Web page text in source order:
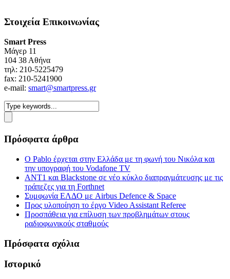
Στοιχεία Επικοινωνίας
Smart Press
Mάγερ 11
104 38 Αθήνα
τηλ: 210-5225479
fax: 210-5241900
e-mail: smart@smartpress.gr
Πρόσφατα άρθρα
Ο Pablo έρχεται στην Ελλάδα με τη φωνή του Νικόλα και
την υπογραφή του Vodafone TV
ΑΝΤ1 και Blackstone σε νέο κύκλο διαπραγμάτευσης με τις
τράπεζες για τη Forthnet
Συμφωνία ΕΛΔΟ με Airbus Defence & Space
Προς υλοποίηση το έργο Video Assistant Referee
Προσπάθεια για επίλυση των προβλημάτων στους
ραδιοφωνικούς σταθμούς
Πρόσφατα σχόλια
Ιστορικό